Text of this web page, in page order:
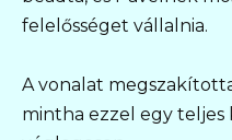
felelősséget vállalnia.
A vonalat
mintha ezzel egy teljes